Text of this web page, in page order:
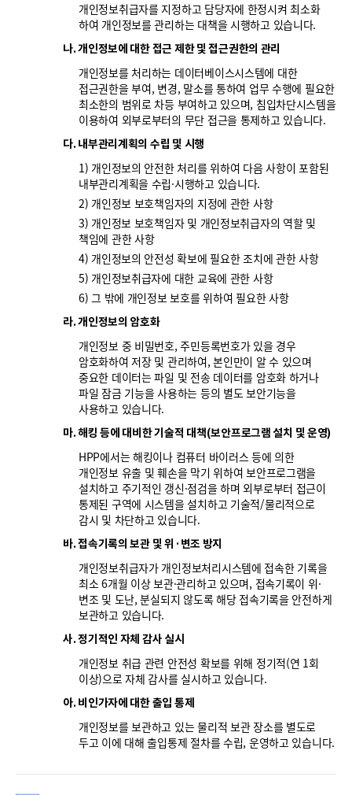
개인정보취급자를 지정하고 담당자에 한정시켜 최소화
하여 개인정보를 관리하는 대책을 시행하고 있습니다.
나. 개인정보에 대한 접근 제한 및 접근권한의 관리
개인정보를 처리하는 데이터베이스시스템에 대한
접근권한을 부여, 변경, 말소를 통하여 업무 수행에 필요한
최소한의 범위로 차등 부여하고 있으며, 침입차단시스템을
이용하여 외부로부터의 무단 접근을 통제하고 있습니다.
다. 내부관리계획의 수립 및 시행
1) 개인정보의 안전한 처리를 위하여 다음 사항이 포함된
내부관리계획을 수립·시행하고 있습니다.
2) 개인정보 보호책임자의 지정에 관한 사항
3) 개인정보 보호책임자 및 개인정보취급자의 역할 및
책임에 관한 사항
4) 개인정보의 안전성 확보에 필요한 조치에 관한 사항
5) 개인정보취급자에 대한 교육에 관한 사항
6) 그 밖에 개인정보 보호를 위하여 필요한 사항
라. 개인정보의 암호화
개인정보 중 비밀번호, 주민등록번호가 있을 경우
암호화하여 저장 및 관리하여, 본인만이 알 수 있으며
중요한 데이터는 파일 및 전송 데이터를 암호화 하거나
파일 잠금 기능을 사용하는 등의 별도 보안기능을
사용하고 있습니다.
마. 해킹 등에 대비한 기술적 대책(보안프로그램 설치 및 운영)
HPP에서는 해킹이나 컴퓨터 바이러스 등에 의한
개인정보 유출 및 훼손을 막기 위하여 보안프로그램을
설치하고 주기적인 갱신·점검을 하며 외부로부터 접근이
통제된 구역에 시스템을 설치하고 기술적/물리적으로
감시 및 차단하고 있습니다.
바. 접속기록의 보관 및 위·변조 방지
개인정보취급자가 개인정보처리시스템에 접속한 기록을
최소 6개월 이상 보관·관리하고 있으며, 접속기록이 위·
변조 및 도난, 분실되지 않도록 해당 접속기록을 안전하게
보관하고 있습니다.
사. 정기적인 자체 감사 실시
개인정보 취급 관련 안전성 확보를 위해 정기적(연 1회
이상)으로 자체 감사를 실시하고 있습니다.
아. 비인가자에 대한 출입 통제
개인정보를 보관하고 있는 물리적 보관 장소를 별도로
두고 이에 대해 출입통제 절차를 수립, 운영하고 있습니다.